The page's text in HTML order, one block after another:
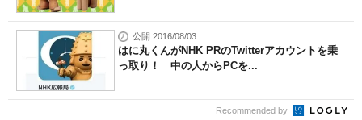
公開 2016/08/03
はに丸くんがNHK PRのTwitterアカウントを乗
っ取り！ 中の人からPCを...
Recommended by